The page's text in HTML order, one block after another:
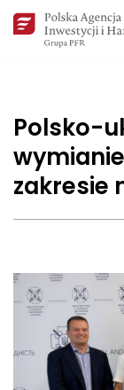
Przejdź
Polsko-
zakresie